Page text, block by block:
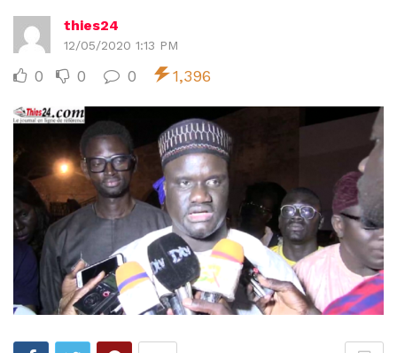
thies24
12/05/2020 1:13 PM
0 0 0 1,396